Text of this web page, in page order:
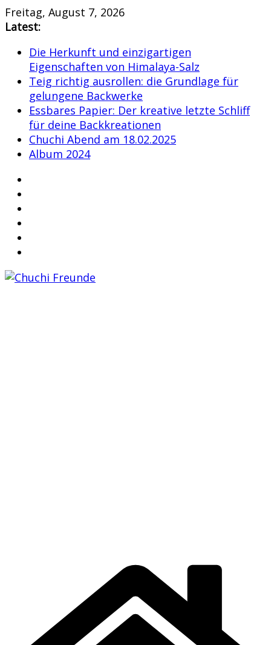
Skip
to
Freitag, August 7, 2026
Latest:
Die Herkunft und einzigartigen
Eigenschaften von Himalaya-Salz
Teig richtig ausrollen: die Grundlage für
gelungene Backwerke
Essbares Papier: Der kreative letzte Schliff
für deine Backkreationen
Chuchi Abend am 18.02.2025
Album 2024